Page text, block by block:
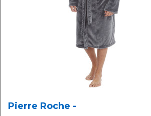
Pierre Roche -